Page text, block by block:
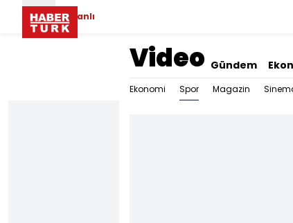
Canlı
Video Gündem
Ekonomi Spor Magazin